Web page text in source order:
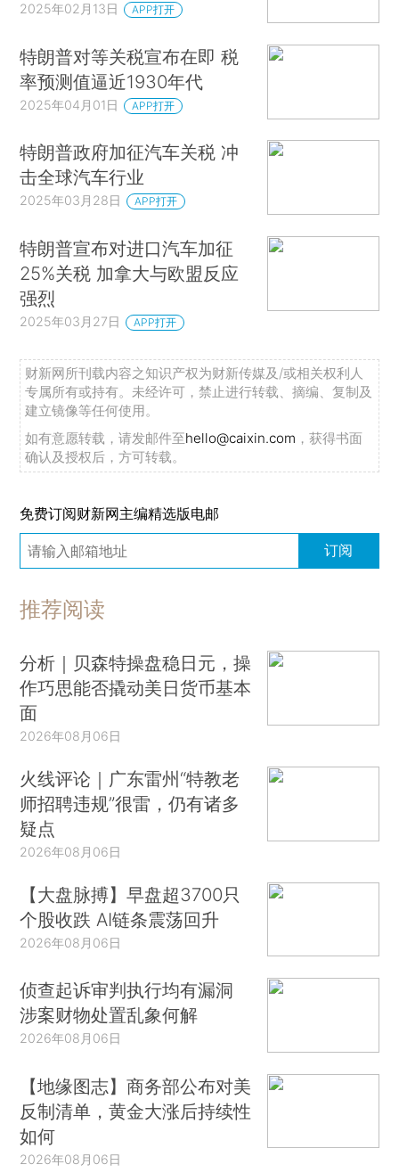
2025年02月13日 APP打开
特朗普对等关税宣布在即 税
率预测值逼近1930年代
2025年04月01日 APP打开
特朗普政府加征汽车关税 冲
击全球汽车行业
2025年03月28日 APP打开
特朗普宣布对进口汽车加征
25%关税 加拿大与欧盟反应
强烈
2025年03月27日 APP打开
财新网所刊载内容之知识产权为财新传媒及/或相关权利人
专属所有或持有。未经许可，禁止进行转载、摘编、复制及
建立镜像等任何使用。
如有意愿转载，请发邮件至hello@caixin.com ，获得书面
确认及授权后，方可转载。
免费订阅财新网主编精选版电邮
订阅
推荐阅读
分析｜贝森特操盘稳日元，操
作巧思能否撬动美日货币基本
面
2026年08月06日
火线评论｜广东雷州“特教老
师招聘违规”很雷，仍有诸多
疑点
2026年08月06日
【大盘脉搏】早盘超3700只
个股收跌 AI链条震荡回升
2026年08月06日
侦查起诉审判执行均有漏洞
涉案财物处置乱象何解
2026年08月06日
【地缘图志】商务部公布对美
反制清单，黄金大涨后持续性
如何
2026年08月06日